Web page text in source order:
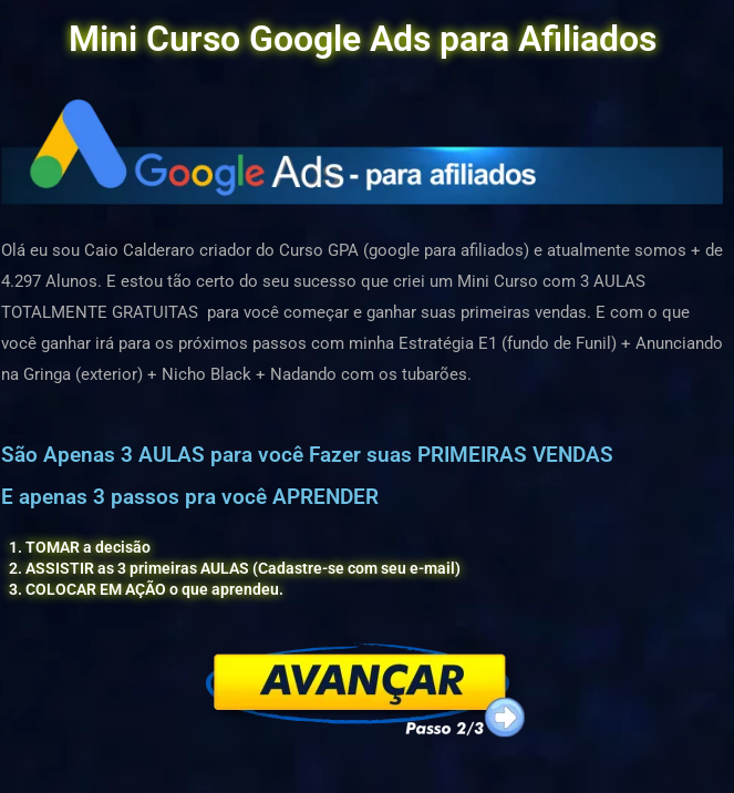
Mini Curso Google Ads para Afiliados
Olá eu sou Caio Calderaro criador do Curso GPA (google para afiliados) e atualmente somos + de
4.297 Alunos. E estou tão certo do seu sucesso que criei um Mini Curso com 3 AULAS
TOTALMENTE GRATUITAS para você começar e ganhar suas primeiras vendas. E com o que
você ganhar irá para os próximos passos com minha Estratégia E1 (fundo de Funil) + Anunciando
na Gringa (exterior) + Nicho Black + Nadando com os tubarões.
São Apenas 3 AULAS para você Fazer suas PRIMEIRAS VENDAS
E apenas 3 passos pra você APRENDER
1. TOMAR a decisão
2. ASSISTIR as 3 primeiras AULAS (Cadastre-se com seu e-mail)
3. COLOCAR EM AÇÃO o que aprendeu.